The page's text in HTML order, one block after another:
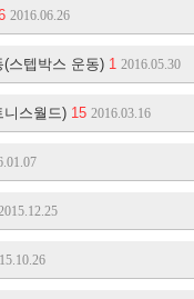
2016.06.26
스텝박스 운동) 1 2016.05.30
니스월드) 15 2016.03.16